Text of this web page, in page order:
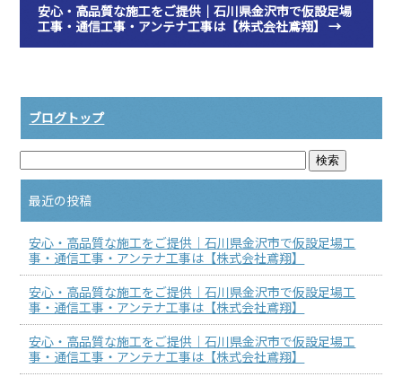
安心・高品質な施工をご提供｜石川県金沢市で仮設足場
工事・通信工事・アンテナ工事は【株式会社鳶翔】→
ブログトップ
最近の投稿
安心・高品質な施工をご提供｜石川県金沢市で仮設足場工
事・通信工事・アンテナ工事は【株式会社鳶翔】
安心・高品質な施工をご提供｜石川県金沢市で仮設足場工
事・通信工事・アンテナ工事は【株式会社鳶翔】
安心・高品質な施工をご提供｜石川県金沢市で仮設足場工
事・通信工事・アンテナ工事は【株式会社鳶翔】